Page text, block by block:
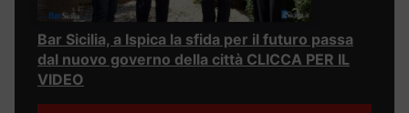
Bar Sicilia, a Ispica la sfida per il futuro passa
dal nuovo governo della città CLICCA PER IL
VIDEO